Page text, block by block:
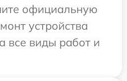
официальную
устройства
все виды работ и